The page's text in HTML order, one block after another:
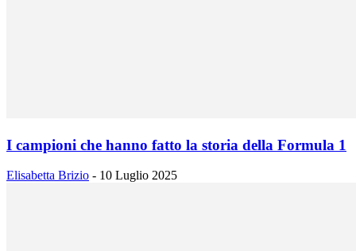
I campioni che hanno fatto la storia della Formula 1
Elisabetta Brizio - 10 Luglio 2025